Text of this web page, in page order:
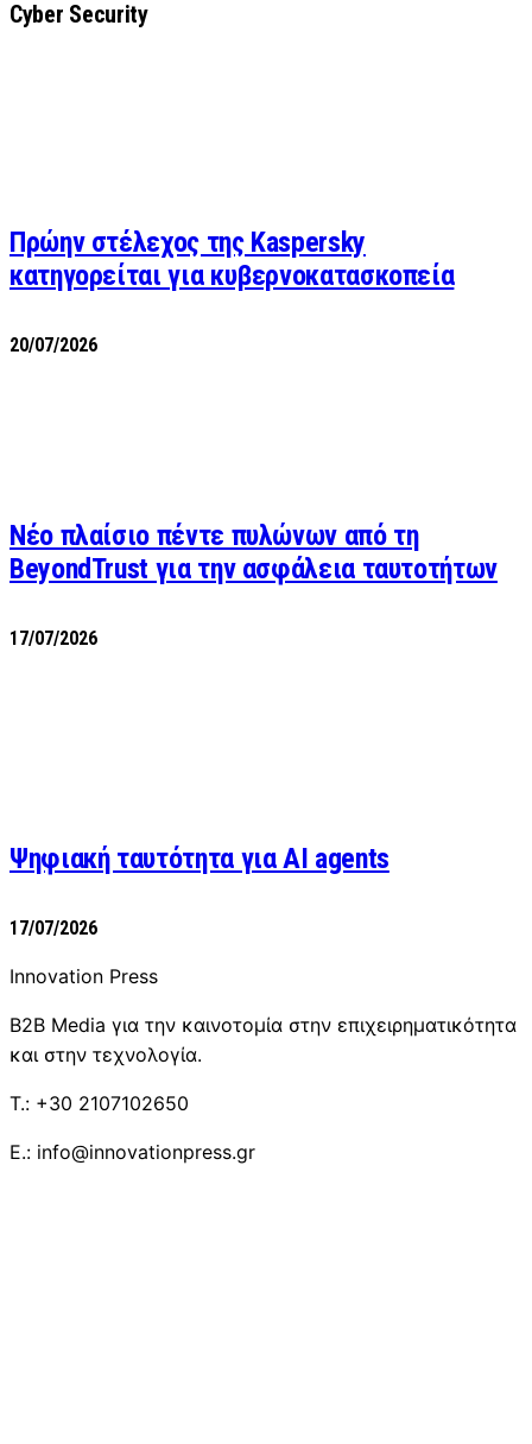
Cyber Security
Πρώην στέλεχος της Kaspersky
κατηγορείται για κυβερνοκατασκοπεία
20/07/2026
Νέο πλαίσιο πέντε πυλώνων από τη
BeyondTrust για την ασφάλεια ταυτοτήτων
17/07/2026
Ψηφιακή ταυτότητα για AI agents
17/07/2026
Innovation Press
B2B Media για την καινοτομία στην επιχειρηματικότητα
και στην τεχνολογία.
T.: +30 2107102650
E.: info@innovationpress.gr